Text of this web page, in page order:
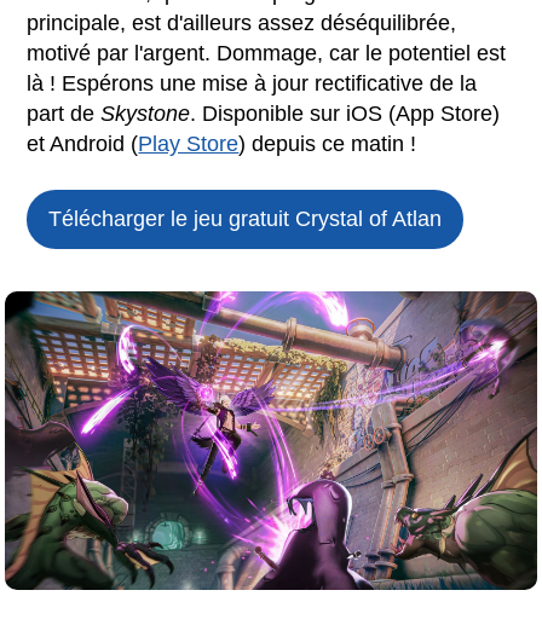
principale, est d'ailleurs assez déséquilibrée,
motivé par l'argent. Dommage, car le potentiel est
là ! Espérons une mise à jour rectificative de la
part deSkystone. Disponible sur iOS (App Store)
et Android (Play Store) depuis ce matin !
Télécharger le jeu gratuit Crystal of Atlan